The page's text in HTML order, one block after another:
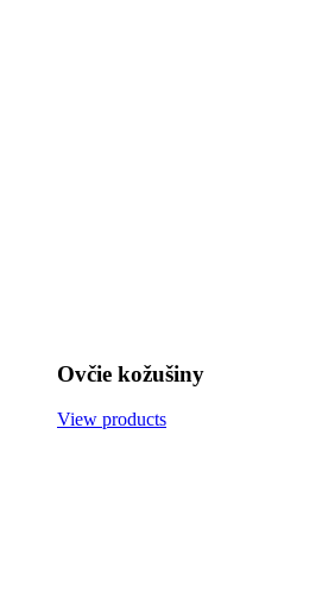
Ovčie kožušiny
View products